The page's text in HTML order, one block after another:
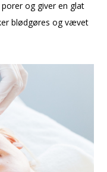
og giver en glat
blødgøres og vævet